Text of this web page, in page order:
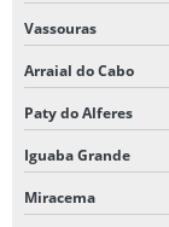
Vassouras
Arraial do Cabo
Paty do Alferes
Iguaba Grande
Miracema